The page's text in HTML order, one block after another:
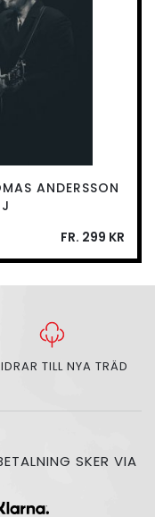
ANDERSSON
FR. 299 KR
TILL NYA TRÄD
SKER VIA